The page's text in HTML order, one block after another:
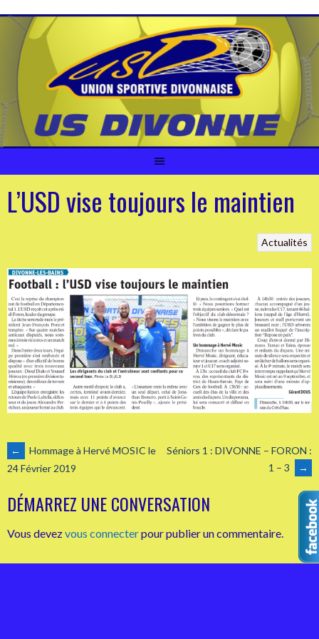
contenu
L’USD vise toujours le maintien
Actualités
NAVIGATION
DES
ARTICLES
←
Hommage à Hervé MOSIC le
24 Février 2019
Séniors 1 : DIVONNE – FORON :
1 – 3
→
DÉMARREZ UNE CONVERSATION
Vous devezvous connecterpour publier un commentaire.